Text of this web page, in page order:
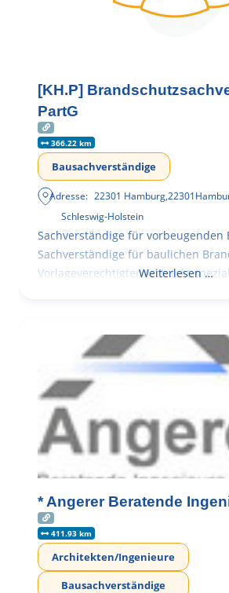
[KH.P]
PartG
366.22 km
Bausachverständige
Adresse: 22301 Hamburg,22301
Schleswig-Holstein
Sachverständige für vorbeugenden
Sachverständige für baulichen
Vorlageverechtigter Architekt
Weiterlesen …
* Angerer Beratende
411.93 km
Architekten/Ingenieure
Bausachverständige